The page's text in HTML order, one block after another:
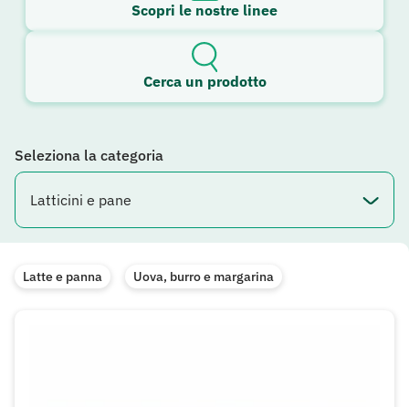
Scopri le nostre linee
Cerca un prodotto
Seleziona la categoria
Latte e panna Uova, burro e margarina